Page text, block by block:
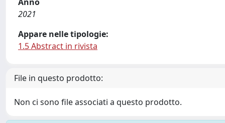
2021
Appare nelle tipologie:
1.5 Abstract in rivista
File in questo prodotto:
Non ci sono file associati a questo prodotto.